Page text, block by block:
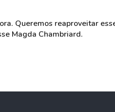
Queremos reaproveitar
Magda Chambriard.